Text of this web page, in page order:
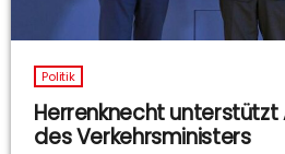
Politik
Herrenknecht unterstützt
des Verkehrsministers